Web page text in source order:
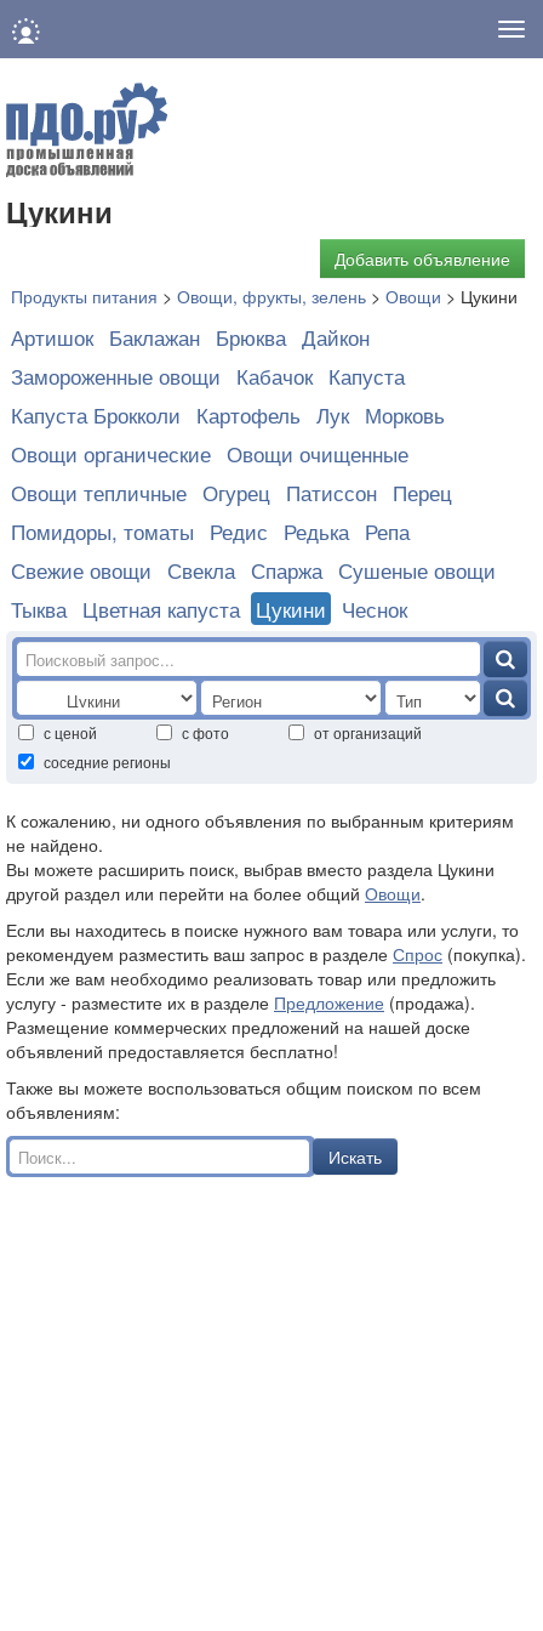
Цукини
Добавить объявление
Продукты питания > Овощи, фрукты, зелень > Овощи > Цукини
Артишок Баклажан Брюква Дайкон
Замороженные овощи Кабачок Капуста
Капуста Брокколи Картофель Лук Морковь
Овощи органические Овощи очищенные
Овощи тепличные Огурец Патиссон Перец
Помидоры, томаты Редис Редька Репа
Свежие овощи Свекла Спаржа Сушеные овощи
Тыква Цветная капуста Цукини Чеснок
с ценой с фото
от организаций
соседние регионы
К сожалению, ни одного объявления по выбранным критериям
не найдено.
Вы можете расширить поиск, выбрав вместо раздела Цукини
другой раздел или перейти на более общий Овощи.
Если вы находитесь в поиске нужного вам товара или услуги, то
рекомендуем разместить ваш запрос в разделе Спрос (покупка).
Если же вам необходимо реализовать товар или предложить
услугу - разместите их в разделе Предложение (продажа).
Размещение коммерческих предложений на нашей доске
объявлений предоставляется бесплатно!
Также вы можете воспользоваться общим поиском по всем
объявлениям:
Искать